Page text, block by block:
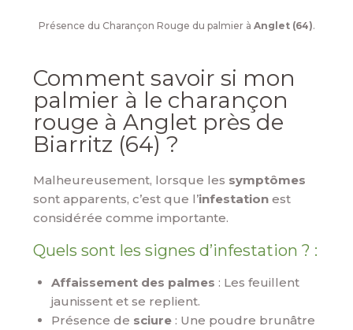
Présence du Charançon Rouge du palmier à Anglet (64).
Comment savoir si mon
palmier à le charançon
rouge à Anglet près de
Biarritz (64) ?
Malheureusement, lorsque les symptômes
sont apparents, c’est que l’infestation est
considérée comme importante.
Quels sont les signes d’infestation ? :
Affaissement des palmes : Les feuillent
jaunissent et se replient.
Présence de sciure: Une poudre brunâtre